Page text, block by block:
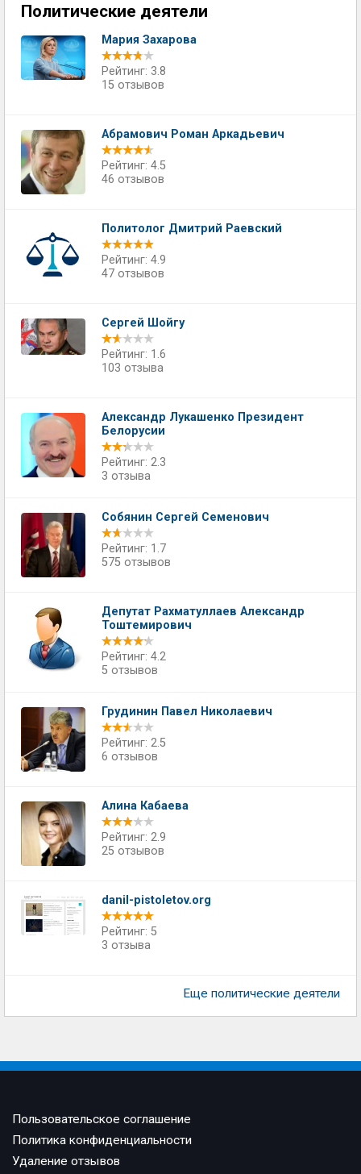
Политические деятели
Мария Захарова
Рейтинг: 3.8
15 отзывов
Абрамович Роман Аркадьевич
Рейтинг: 4.5
46 отзывов
Политолог Дмитрий Раевский
Рейтинг: 4.9
47 отзывов
Сергей Шойгу
Рейтинг: 1.6
103 отзыва
Александр Лукашенко Президент
Белорусии
Рейтинг: 2.3
3 отзыва
Собянин Сергей Семенович
Рейтинг: 1.7
575 отзывов
Депутат Рахматуллаев Александр
Тоштемирович
Рейтинг: 4.2
5 отзывов
Грудинин Павел Николаевич
Рейтинг: 2.5
6 отзывов
Алина Кабаева
Рейтинг: 2.9
25 отзывов
danil-pistoletov.org
Рейтинг: 5
3 отзыва
Еще политические деятели
Пользовательское соглашение
Политика конфиденциальности
Удаление отзывов